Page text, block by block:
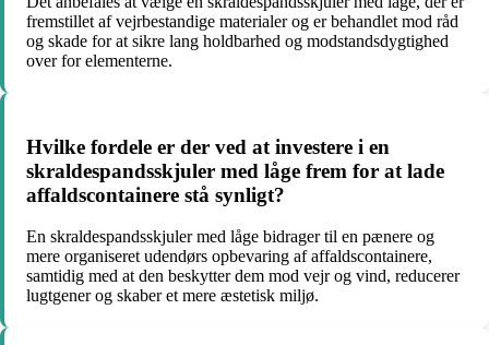
fremstillet af vejrbestandige materialer og er behandlet mod råd
og skade for at sikre lang holdbarhed og modstandsdygtighed
over for elementerne.
Hvilke fordele er der ved at investere i en
skraldespandsskjuler med låge frem for at lade
affaldscontainere stå synligt?
En skraldespandsskjuler med låge bidrager til en pænere og
mere organiseret udendørs opbevaring af affaldscontainere,
samtidig med at den beskytter dem mod vejr og vind, reducerer
lugtgener og skaber et mere æstetisk miljø.